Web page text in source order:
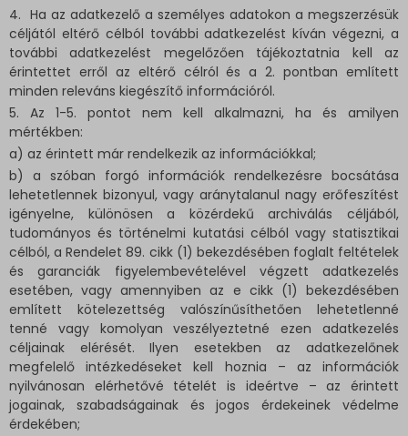
4. Ha az adatkezelő a személyes adatokon a megszerzésük
céljától eltérő célból további adatkezelést kíván végezni, a
további adatkezelést megelőzően tájékoztatnia kell az
érintettet erről az eltérő célról és a 2. pontban említett
minden releváns kiegészítő információról.
5. Az 1-5. pontot nem kell alkalmazni, ha és amilyen
mértékben:
a) az érintett már rendelkezik az információkkal;
b) a szóban forgó információk rendelkezésre bocsátása
lehetetlennek bizonyul, vagy aránytalanul nagy erőfeszítést
igényelne, különösen a közérdekű archiválás céljából,
tudományos és történelmi kutatási célból vagy statisztikai
célból, a Rendelet 89. cikk (1) bekezdésében foglalt feltételek
és garanciák figyelembevételével végzett adatkezelés
esetében, vagy amennyiben az e cikk (1) bekezdésében
említett kötelezettség valószínűsíthetően lehetetlenné
tenné vagy komolyan veszélyeztetné ezen adatkezelés
céljainak elérését. Ilyen esetekben az adatkezelőnek
megfelelő intézkedéseket kell hoznia – az információk
nyilvánosan elérhetővé tételét is ideértve – az érintett
jogainak, szabadságainak és jogos érdekeinek védelme
érdekében;